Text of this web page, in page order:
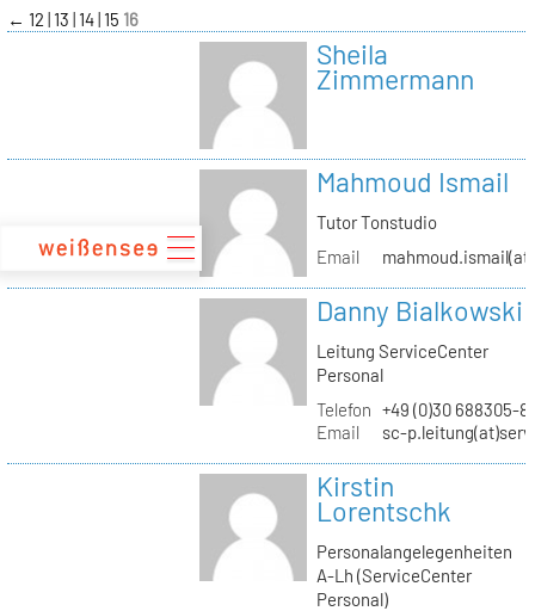
zum
Inhalt
← 12 13 14 15 16
Sheila
Zimmermann
Mahmoud Ismail
Tutor Tonstudio
Email
Danny Bialkowski
Leitung ServiceCenter
Personal
Telefon +49 (0)30 688305-
Email
sc-
Kirstin
Lorentschk
Personalangelegenheiten
A-Lh (ServiceCenter
Personal)